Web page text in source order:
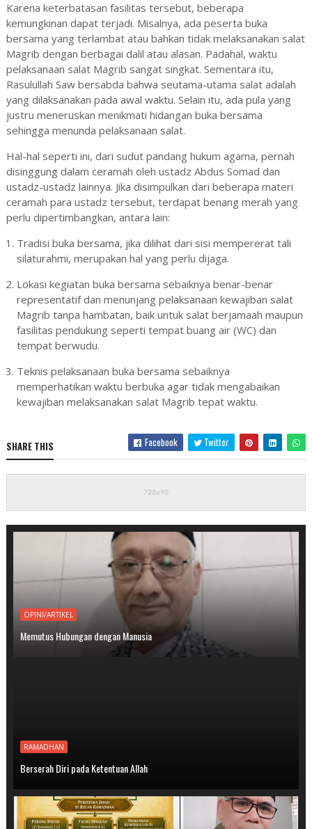
Karena keterbatasan fasilitas tersebut, beberapa
kemungkinan dapat terjadi. Misalnya, ada peserta buka
bersama yang terlambat atau bahkan tidak melaksanakan salat
Magrib dengan berbagai dalil atau alasan. Padahal, waktu
pelaksanaan salat Magrib sangat singkat. Sementara itu,
Rasulullah Saw bersabda bahwa seutama-utama salat adalah
yang dilaksanakan pada awal waktu. Selain itu, ada pula yang
justru meneruskan menikmati hidangan buka bersama
sehingga menunda pelaksanaan salat.
Hal-hal seperti ini, dari sudut pandang hukum agama, pernah
disinggung dalam ceramah oleh ustadz Abdus Somad dan
ustadz-ustadz lainnya. Jika disimpulkan dari beberapa materi
ceramah para ustadz tersebut, terdapat benang merah yang
perlu dipertimbangkan, antara lain:
Tradisi buka bersama, jika dilihat dari sisi mempererat tali
silaturahmi, merupakan hal yang perlu dijaga.
Lokasi kegiatan buka bersama sebaiknya benar-benar
representatif dan menunjang pelaksanaan kewajiban salat
Magrib tanpa hambatan, baik untuk salat berjamaah maupun
fasilitas pendukung seperti tempat buang air (WC) dan
tempat berwudu.
Teknis pelaksanaan buka bersama sebaiknya
memperhatikan waktu berbuka agar tidak mengabaikan
kewajiban melaksanakan salat Magrib tepat waktu.
SHARE THIS Facebook Twitter
OPINI/ARTIKEL
Memutus Hubungan dengan Manusia
RAMADHAN
Berserah Diri pada Ketentuan Allah